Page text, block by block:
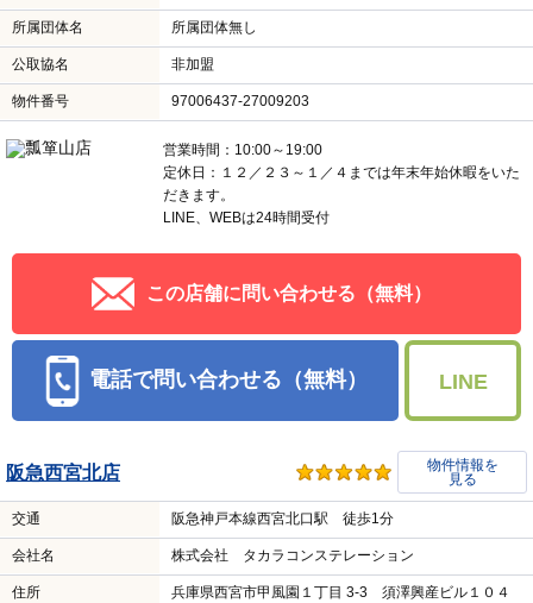
所属団体名 所属団体無し
公取協名 非加盟
物件番号 97006437-27009203
営業時間：10:00～19:00
定休日：１２／２３～１／４までは年末年始休暇をいた
だきます。
LINE、WEBは24時間受付
この店舗に問い合わせる（無料）
電話で問い合わせる（無料） LINE
阪急西宮北店
物件情報を
見る
交通 阪急神戸本線西宮北口駅 徒歩1分
会社名 株式会社 タカラコンステレーション
住所
兵庫県西宮市甲風園１丁目 3-3 須澤興産ビル１０４